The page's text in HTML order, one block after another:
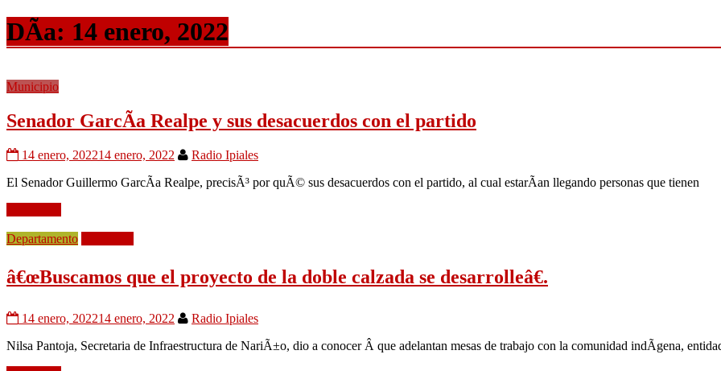
DÃ­a: 14 enero, 2022
Municipio
Senador GarcÃ­a Realpe y sus desacuerdos con el partido
14 enero, 202214 enero, 2022
Radio Ipiales
El Senador Guillermo GarcÃ­a Realpe, precisÃ³ por quÃ© sus desacuerdos con el partido, al cual estarÃ­an llegando personas que tienen
Departamento
â€œBuscamos que el proyecto de la doble calzada se desarrolleâ€.
14 enero, 202214 enero, 2022
Radio Ipiales
Nilsa Pantoja, Secretaria de Infraestructura de NariÃ±o, dio a conocer Â que adelantan mesas de trabajo con la comunidad indÃ­gena,